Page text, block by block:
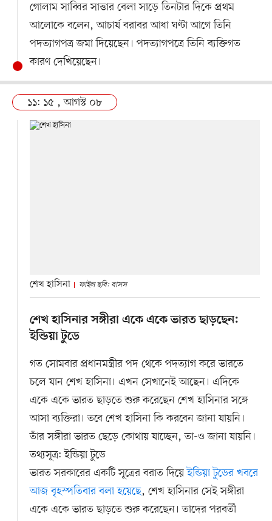
গোলাম সাব্বির সাত্তার বেলা সাড়ে তিনটার দিকে প্রথম
আলোকে বলেন, আচার্য বরাবর আধা ঘণ্টা আগে তিনি
পদত্যাগপত্র জমা দিয়েছেন। পদত্যাগপত্রে তিনি ব্যক্তিগত
কারণ দেখিয়েছেন।
১১: ১৫ , আগস্ট ০৮
শেখ হাসিনা ফাইল ছবি: বাসস
শেখ হাসিনার সঙ্গীরা একে একে ভারত ছাড়ছেন:
ইন্ডিয়া টুডে
গত সোমবার প্রধানমন্ত্রীর পদ থেকে পদত্যাগ করে ভারতে
চলে যান শেখ হাসিনা। এখন সেখানেই আছেন। এদিকে
একে একে ভারত ছাড়তে শুরু করেছেন শেখ হাসিনার সঙ্গে
আসা ব্যক্তিরা। তবে শেখ হাসিনা কি করবেন জানা যায়নি।
তাঁর সঙ্গীরা ভারত ছেড়ে কোথায় যাচ্ছেন, তা-ও জানা যায়নি।
তথ্যসূত্র: ইন্ডিয়া টুডে
ভারত সরকারের একটি সূত্রের বরাত দিয়েইন্ডিয়া টুডের খবরে
আজ বৃহস্পতিবার বলা হয়েছে, শেখ হাসিনার সেই সঙ্গীরা
একে একে ভারত ছাড়তে শুরু করেছেন। তাদের পরবর্তী